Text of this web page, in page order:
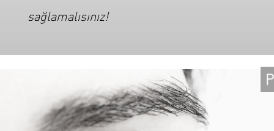
sağlamalısınız!